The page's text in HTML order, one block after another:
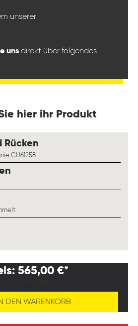
unserer
uns direkt über folgendes
hier ihr Produkt
Rücken
CU61258
565,00 €*
DEN WARENKORB